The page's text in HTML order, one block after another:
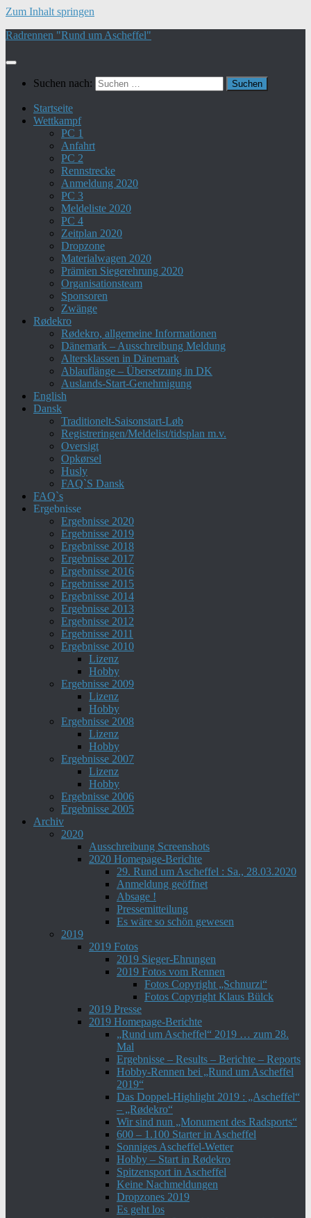
Zum Inhalt springen
Radrennen "Rund um Ascheffel"
Suchen nach:
Startseite
Wettkampf
PC 1
Anfahrt
PC 2
Rennstrecke
Anmeldung 2020
PC 3
Meldeliste 2020
PC 4
Zeitplan 2020
Dropzone
Materialwagen 2020
Prämien Siegerehrung 2020
Organisationsteam
Sponsoren
Zwänge
Rødekro
Rødekro, allgemeine Informationen
Dänemark – Ausschreibung Meldung
Altersklassen in Dänemark
Ablauflänge – Übersetzung in DK
Auslands-Start-Genehmigung
English
Dansk
Traditionelt-Saisonstart-Løb
Registreringen/Meldelist/tidsplan m.v.
Oversigt
Opkørsel
Husly
FAQ`S Dansk
FAQ`s
Ergebnisse
Ergebnisse 2020
Ergebnisse 2019
Ergebnisse 2018
Ergebnisse 2017
Ergebnisse 2016
Ergebnisse 2015
Ergebnisse 2014
Ergebnisse 2013
Ergebnisse 2012
Ergebnisse 2011
Ergebnisse 2010
Lizenz
Hobby
Ergebnisse 2009
Lizenz
Hobby
Ergebnisse 2008
Lizenz
Hobby
Ergebnisse 2007
Lizenz
Hobby
Ergebnisse 2006
Ergebnisse 2005
Archiv
2020
Ausschreibung Screenshots
2020 Homepage-Berichte
29. Rund um Ascheffel : Sa., 28.03.2020
Anmeldung geöffnet
Absage !
Pressemitteilung
Es wäre so schön gewesen
2019
2019 Fotos
2019 Sieger-Ehrungen
2019 Fotos vom Rennen
Fotos Copyright „Schnurzi“
Fotos Copyright Klaus Bülck
2019 Presse
2019 Homepage-Berichte
„Rund um Ascheffel“ 2019 … zum 28.
Mal
Ergebnisse – Results – Berichte – Reports
Hobby-Rennen bei „Rund um Ascheffel
2019“
Das Doppel-Highlight 2019 : „Ascheffel“
– „Rødekro“
Wir sind nun „Monument des Radsports“
600 – 1.100 Starter in Ascheffel
Sonniges Ascheffel-Wetter
Hobby – Start in Rødekro
Spitzensport in Ascheffel
Keine Nachmeldungen
Dropzones 2019
Es geht los